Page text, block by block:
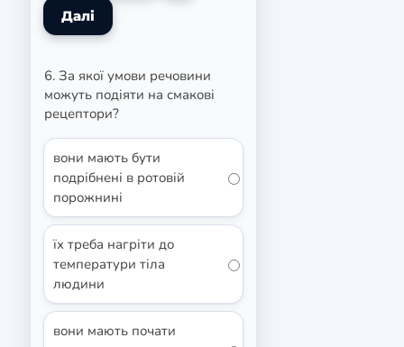
6. За якої умови речовини
можуть подіяти на смакові
рецептори?
вони мають бути
подрібнені в ротовій
порожнині
їх треба нагріти до
температури тіла
людини
вони мають почати